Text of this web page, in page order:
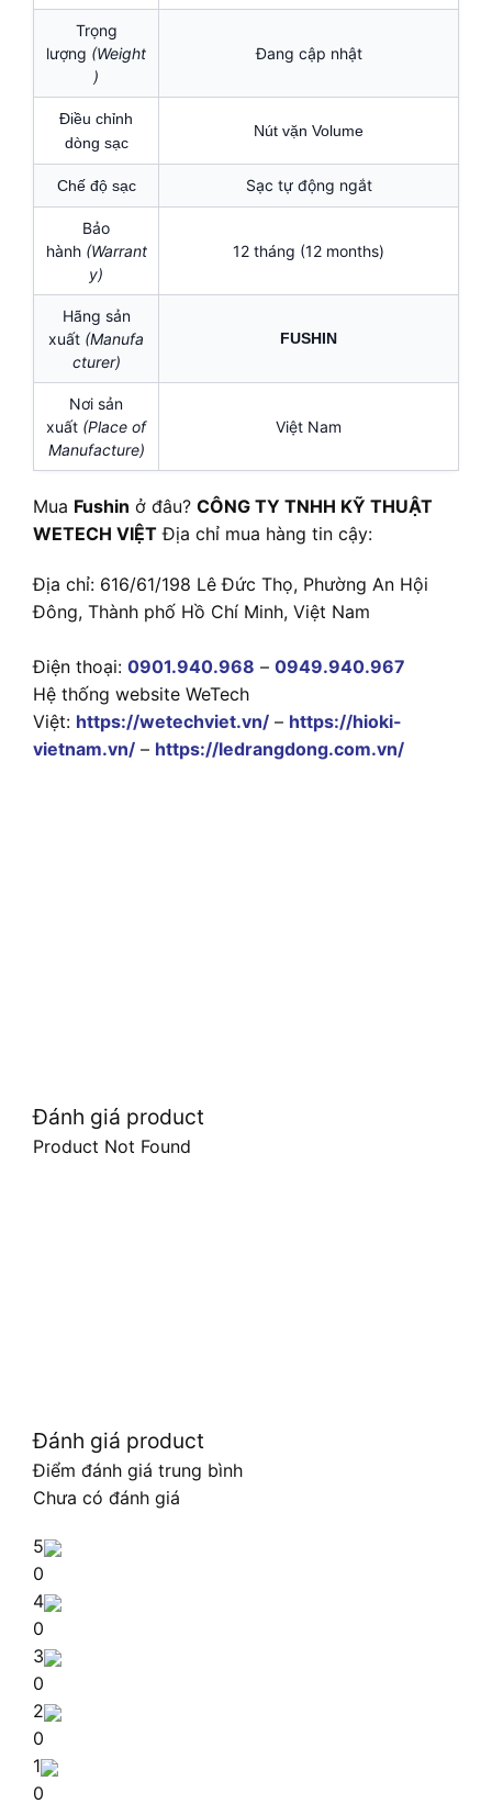
Trọng
lượng (Weight
)
Đang cập nhật
Điều chỉnh
dòng sạc
Nút vặn Volume
Chế độ sạc Sạc tự động ngắt
Bảo
hành(Warrant
y)
12 tháng (12 months)
Hãng sản
xuất (Manufa
cturer)
FUSHIN
Nơi sản
xuất (Place of
Manufacture)
Việt Nam
Mua Fushin ở đâu? CÔNG TY TNHH KỸ THUẬT
WETECH VIỆT Địa chỉ mua hàng tin cậy:
Địa chỉ: 616/61/198 Lê Đức Thọ, Phường An Hội
Đông, Thành phố Hồ Chí Minh, Việt Nam
Điện thoại: 0901.940.968 – 0949.940.967
Hệ thống website WeTech
Việt: https://wetechviet.vn/ – https://hioki-
vietnam.vn/ – https://ledrangdong.com.vn/
Đánh giá product
Product Not Found
Đánh giá product
Điểm đánh giá trung bình
Chưa có đánh giá
5
0
4
0
3
0
2
0
1
0